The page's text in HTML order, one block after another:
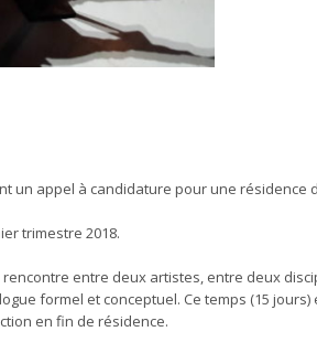
un appel à candidature pour une résidence
trimestre 2018.
entre deux artistes, entre deux
formel et conceptuel. Ce temps (15 jours)
en fin de résidence.